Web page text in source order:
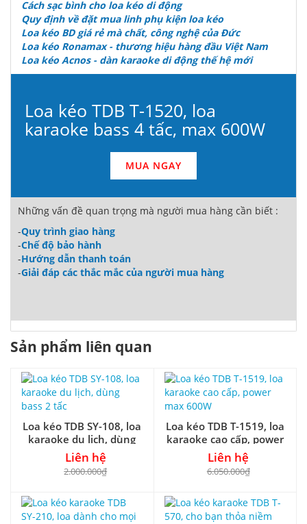
Cách sạc bình cho loa kéo di động
Quy định về đặt mua linh phụ kiện loa kéo
Loa kéo BD giá rẻ mà chất, công nghệ của Đức
Loa kéo Ronamax - thương hiệu hàng đầu Việt Nam
Loa kéo Acnos - dàn karaoke di động thế hệ mới
Loa kéo TDB T-1520, loa
karaoke bass 4 tấc, max 600W
MUA NGAY
Những vấn đề quan trọng mà người mua hàng cần biết :
-Quy trình giao hàng
-Chế độ bảo hành
-Hướng dẫn thanh toán
-Giải đáp các thắc mắc của người mua hàng
Sản phẩm liên quan
Loa kéo TDB SY-108, loa
karaoke du lịch, dùng
bass 2 tấc
Liên hệ
2.000.000₫
Loa kéo TDB T-1519, loa
karaoke cao cấp, power
max 600W
Liên hệ
6.050.000₫